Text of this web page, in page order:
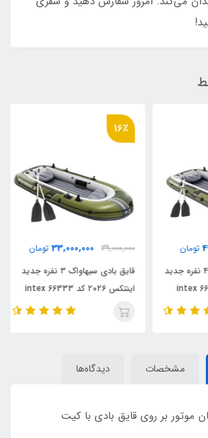
تومان
بادی سی هاواک ۴ نفره جدید
16٪
39,000,000
33,000,000 تومان
قایق بادی سیهاواک ۳ نفره جدید
اینتکس ۲۰۲۶ کد intex 66333
مشخصات دیدگاه‌ها
موتور بر روی قایق بادی با کیت